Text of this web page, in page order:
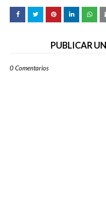
PUBLICAR
0 Comentarios